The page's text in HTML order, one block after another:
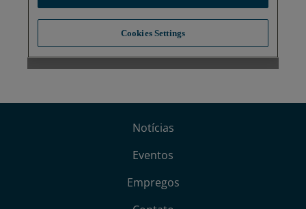
Notícias
Eventos
Empregos